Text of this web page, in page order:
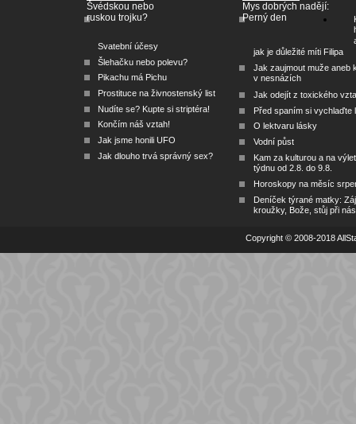
Švédskou nebo
ruskou trojku?
Svatební účesy
Šlehačku nebo polevu?
Pikachu má Pichu
Prostituce na živnostenský list
Nudíte se? Kupte si striptéra!
Končím náš vztah!
Jak jsme honili UFO
Jak dlouho trvá správný sex?
Mys dobrých nadějí:
Perný den
jak je důležité míti Filipa
Jak zaujmout muže aneb
v nesnázích
Jak odejít z toxického
Před spaním si vychlaďte
O lektvaru lásky
Vodní půst
Kam za kulturou a na
týdnu od 2.8. do 9.8.
Horoskopy na měsíc
Deníček týrané matky:
kroužky, Bože, stůj při nás
Copyright © 2008-2018